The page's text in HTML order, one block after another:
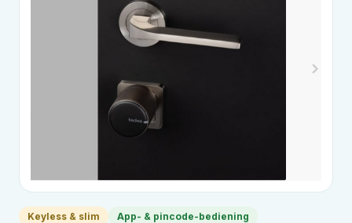
Keyless & slim App- & pincode-bediening